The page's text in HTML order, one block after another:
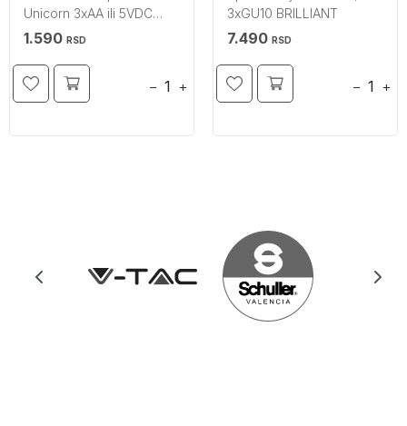
Unicorn 3xAA ili 5VDC
ZUMA LINE
1.590 RSD
− +
3xGU10 BRILLIANT
7.490 RSD
− +